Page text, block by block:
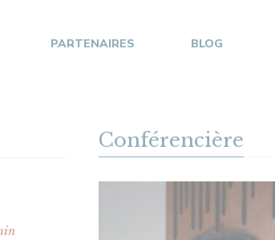
PARTENAIRES BLOG
la
Conférencière